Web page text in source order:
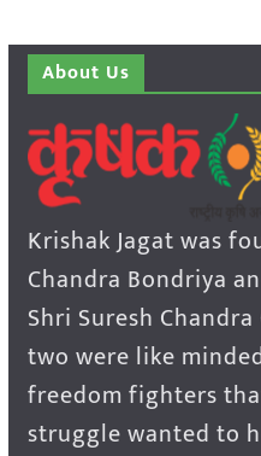
About Us
Krishak Jagat was
Chandra Bondriya
Shri Suresh
two were like
freedom fighters
struggle wanted to